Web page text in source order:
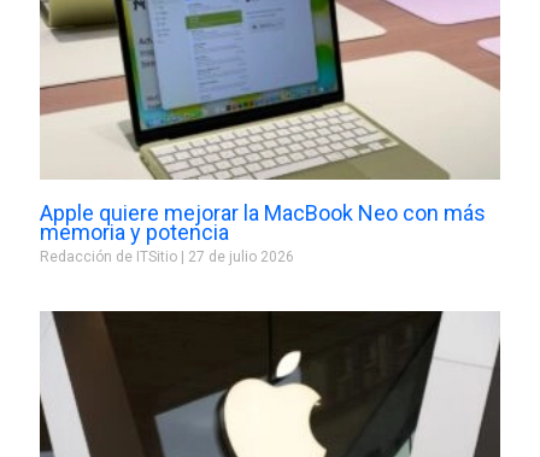
Apple quiere mejorar la MacBook Neo con más
memoria y potencia
Redacción de ITSitio 27 de julio 2026